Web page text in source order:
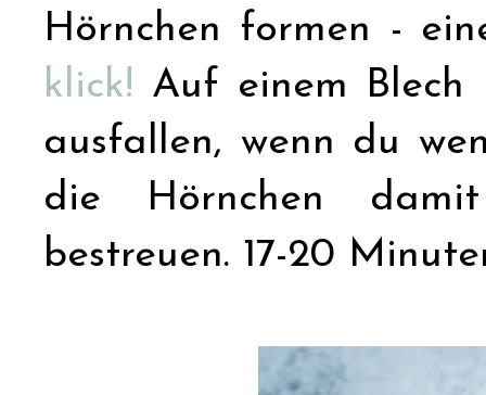
Hörnchen formen -
klick! Auf einem Blech
ausfallen, wenn du
die Hörnchen
bestreuen. 17-20